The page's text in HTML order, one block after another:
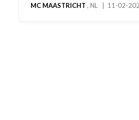
MC MAASTRICHT , NL | 11-02-